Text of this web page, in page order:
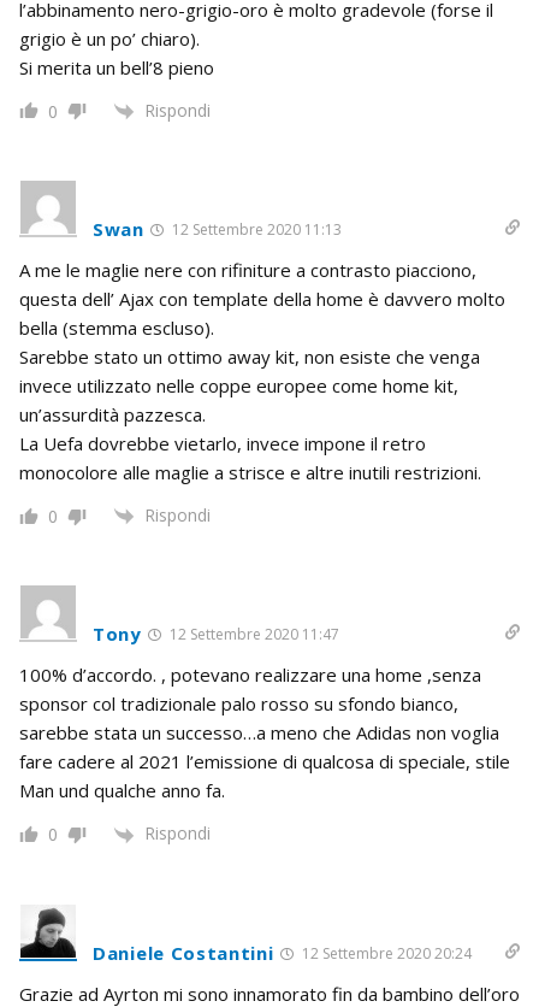
l’abbinamento nero-grigio-oro è molto gradevole (forse il
grigio è un po’ chiaro).
Si merita un bell’8 pieno
0 Rispondi
Swan 12 Settembre 2020 11:13
A me le maglie nere con rifiniture a contrasto piacciono,
questa dell’ Ajax con template della home è davvero molto
bella (stemma escluso).
Sarebbe stato un ottimo away kit, non esiste che venga
invece utilizzato nelle coppe europee come home kit,
un’assurdità pazzesca.
La Uefa dovrebbe vietarlo, invece impone il retro
monocolore alle maglie a strisce e altre inutili restrizioni.
0 Rispondi
Tony 12 Settembre 2020 11:47
100% d’accordo. , potevano realizzare una home ,senza
sponsor col tradizionale palo rosso su sfondo bianco,
sarebbe stata un successo…a meno che Adidas non voglia
fare cadere al 2021 l’emissione di qualcosa di speciale, stile
Man und qualche anno fa.
0 Rispondi
Daniele Costantini 12 Settembre 2020 20:24
Grazie ad Ayrton mi sono innamorato fin da bambino dell’oro